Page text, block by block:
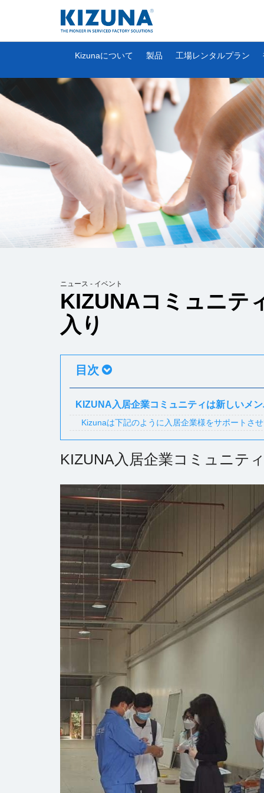
Kizunaについて 製品 工場レンタルプラン
ニュース - イベント
KIZUNAコミュニテ
入り
目次
KIZUNA入居企業コミュニティは新しいメ
Kizunaは下記のように入居企業様をサポートさ
KIZUNA入居企業コミュニテ